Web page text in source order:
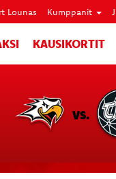
Lounas Kumppanit
KAUSIKORTIT
VS.